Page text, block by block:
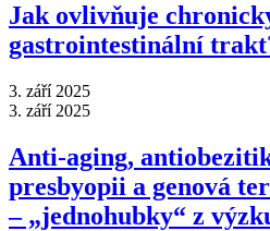
Jak ovlivňuje
gastrointestinální
3. září 2025
3. září 2025
Anti‑aging,
presbyopii a genová
–⁠ „jednohubky“ z